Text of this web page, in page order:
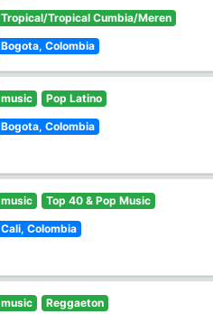
Tropical/Tropical Cumbia/Meren
Bogota, Colombia
music Pop Latino
Bogota, Colombia
music Top 40 & Pop Music
Cali, Colombia
music Reggaeton